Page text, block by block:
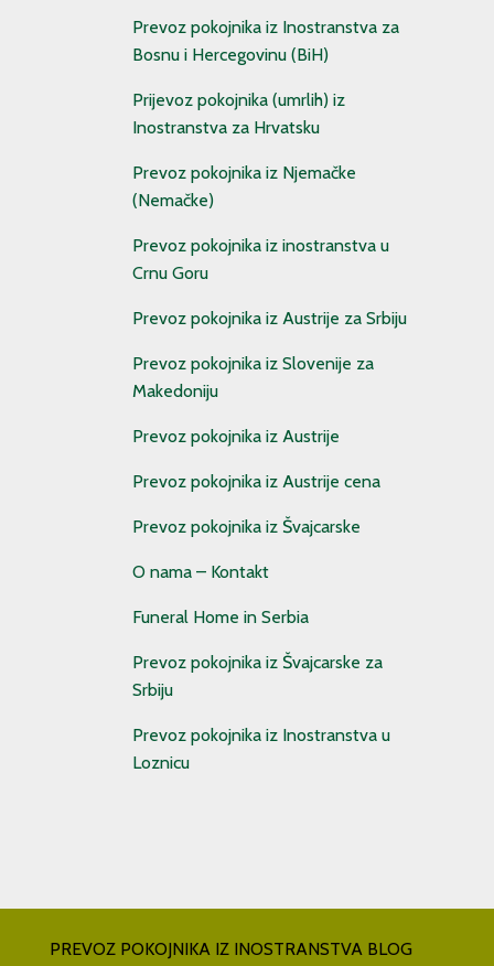
Prevoz pokojnika iz Inostranstva za
Bosnu i Hercegovinu (BiH)
Prijevoz pokojnika (umrlih) iz
Inostranstva za Hrvatsku
Prevoz pokojnika iz Njemačke
(Nemačke)
Prevoz pokojnika iz inostranstva u
Crnu Goru
Prevoz pokojnika iz Austrije za Srbiju
Prevoz pokojnika iz Slovenije za
Makedoniju
Prevoz pokojnika iz Austrije
Prevoz pokojnika iz Austrije cena
Prevoz pokojnika iz Švajcarske
O nama – Kontakt
Funeral Home in Serbia
Prevoz pokojnika iz Švajcarske za
Srbiju
Prevoz pokojnika iz Inostranstva u
Loznicu
PREVOZ POKOJNIKA IZ INOSTRANSTVA BLOG